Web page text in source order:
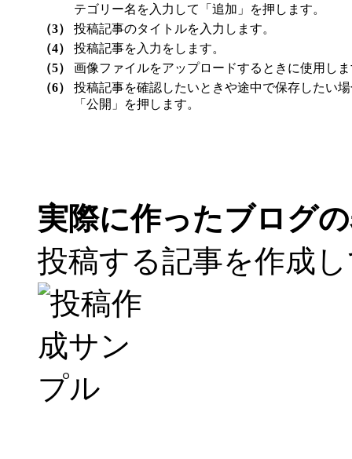
テゴリー名を入力して「追加」を押します。
（3）
投稿記事のタイトルを入力します。
（4）
投稿記事を入力をします。
（5）
画像ファイルをアップロードするときに使用し
（6）
投稿記事を確認したいときや途中で保存したい
「公開」を押します。
実際に作ったブログ
投稿する記事を作成